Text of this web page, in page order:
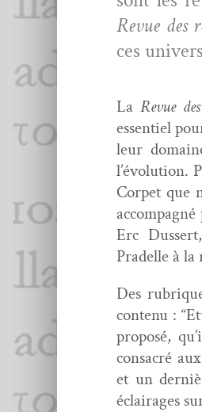
Revue des
ces univers
La Revue
essen­tiel
leur
l’évolution.
Cor­pet que
Erc
Pradelle à
Des
con­tenu :
pro­posé,
con­sacré
et un
éclairages